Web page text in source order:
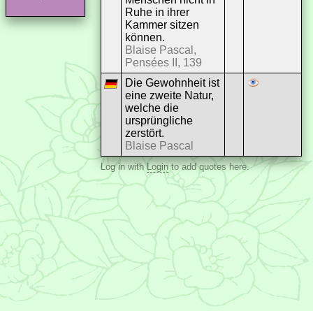
Ruhe in ihrer
Kammer sitzen
können.
Blaise Pascal,
Pensées II, 139
Die Gewohnheit ist
eine zweite Natur,
welche die
ursprüngliche
zerstört.
Blaise Pascal
Log in withLoginto add quotes here.